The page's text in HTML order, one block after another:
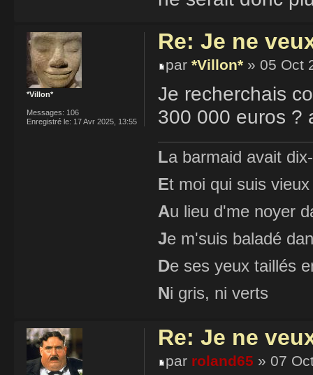
Re: Je ne
par *Villon* » 05 Oct
Je recherchais
300 000 euros ?
La barmaid avait
Et moi qui suis
Au lieu d'me noyer
Je m'suis baladé
De ses yeux taillés
Ni gris, ni verts
*Villon*
Messages: 106
Enregistré le: 17 Avr 2025, 13:55
Re: Je ne
par roland65 » 07